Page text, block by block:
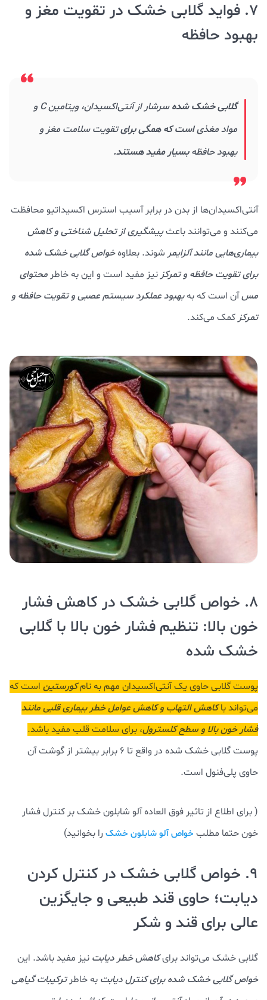
7. فواید گلابی خشک در تقویت مغز و
بهبود حافظه
گلابی خشک شده
سرشار از آنتی‌اکسیدان، ویتامین C و
مواد مغذیاست که همگی برایتقویت سلامت مغز و
بهبود حافظهبسیار مفید هستند.
آنتی‌اکسیدان‌ها از بدن در برابر آسیب استرس اکسیداتیو محافظت
می‌کنند و می‌توانند باعثپیشگیری از تحلیل شناختی و کاهش
بیماری‌هایی مانند آلزایمر شوند. بعلاوهخواص گلابی خشک شده
برای تقویت حافظه و تمرکز نیز مفید است و این به خاطر محتوای
مسآن است که بهبهبود عملکرد سیستم عصبی و تقویت حافظه و
تمرکز کمک می‌کند.
8. خواص گلابی خشک در کاهش فشار
خون بالا: تنظیم فشار خون بالا با گلابی
خشک شده
پوست گلابی حاوی یک آنتی‌اکسیدان مهم به نامکورستین است که
می‌تواند باکاهش التهاب و کاهش عوامل خطر بیماری قلبی مانند
فشار خون بالا و سطح کلسترول، برای سلامت قلب مفید باشد.
پوست گلابی خشک شده در واقع تا 6 برابر بیشتر از گوشت آن
حاوی پلی‌فنول است.
( برای اطلاع از تاثیر فوق العاده آلو شابلون خشک بر کنترل فشار
خون حتما مطلب خواص آلو شابلون خشک را بخوانید)
9. خواص گلابی خشک در کنترل کردن
دیابت؛ حاوی قند طبیعی و جایگزین
عالی برای قند و شکر
گلابی خشک می‌تواند برایکاهش خطر دیابت نیز مفید باشد. این
خواص گلابی خشک شده برای کنترل دیابت به خاطرترکیبات گیاهی